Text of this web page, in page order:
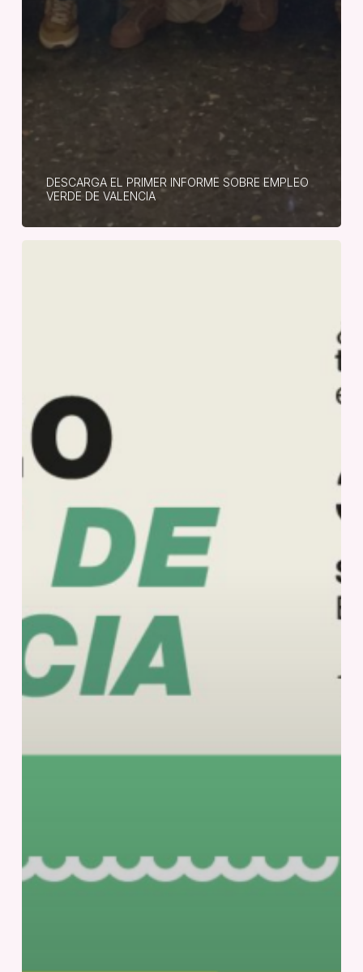
DESCARGA EL PRIMER INFORME SOBRE EMPLEO
VERDE DE VALENCIA